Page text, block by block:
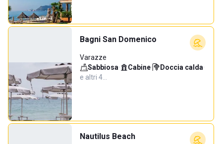
Bagni San Domenico
Varazze
Sabbiosa· Cabine· Doccia calda·
e altri 4…
Nautilus Beach